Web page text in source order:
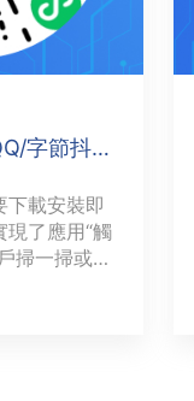
字節抖音
下載安裝即
現了應用“觸
掃一掃或者
也體現了
戶不用關